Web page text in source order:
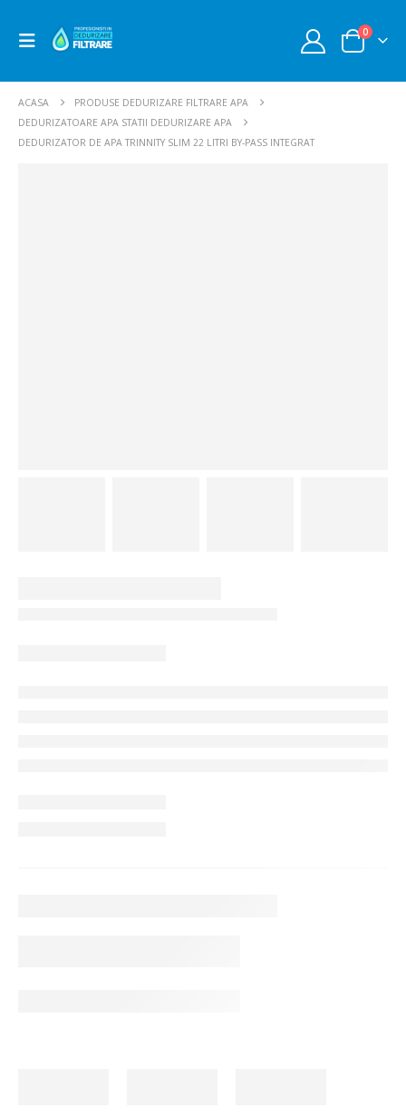
0
ACASA
PRODUSE DEDURIZARE FILTRARE APA
DEDURIZATOARE APA STATII DEDURIZARE APA
DEDURIZATOR DE APA TRINNITY SLIM 22 LITRI BY-PASS INTEGRAT